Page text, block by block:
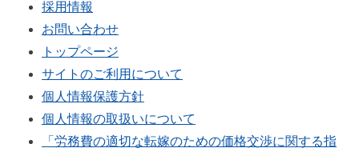
採用情報
お問い合わせ
トップページ
サイトのご利用について
個人情報保護方針
個人情報の取扱いについて
「労務費の適切な転嫁のための価格交渉に関する指